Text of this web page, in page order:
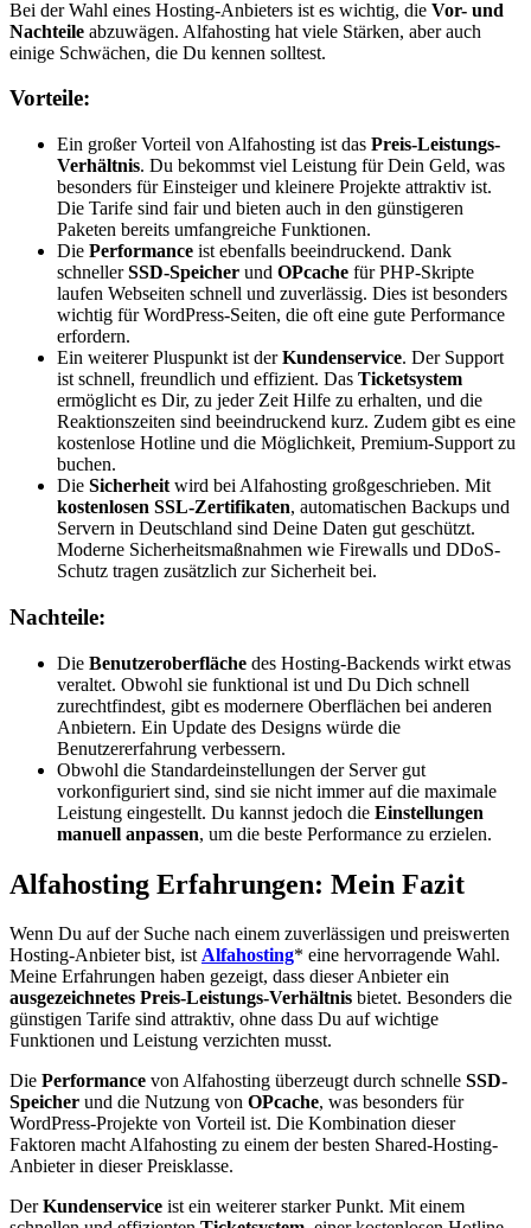
Bei der Wahl eines Hosting-Anbieters ist es wichtig, die Vor- und
Nachteile abzuwägen. Alfahosting hat viele Stärken, aber auch
einige Schwächen, die Du kennen solltest.
Vorteile:
Ein großer Vorteil von Alfahosting ist das Preis-Leistungs-
Verhältnis. Du bekommst viel Leistung für Dein Geld, was
besonders für Einsteiger und kleinere Projekte attraktiv ist.
Die Tarife sind fair und bieten auch in den günstigeren
Paketen bereits umfangreiche Funktionen.
Die Performance ist ebenfalls beeindruckend. Dank
schnellerSSD-Speicher und OPcache für PHP-Skripte
laufen Webseiten schnell und zuverlässig. Dies ist besonders
wichtig für WordPress-Seiten, die oft eine gute Performance
erfordern.
Ein weiterer Pluspunkt ist derKundenservice. Der Support
ist schnell, freundlich und effizient. Das Ticketsystem
ermöglicht es Dir, zu jeder Zeit Hilfe zu erhalten, und die
Reaktionszeiten sind beeindruckend kurz. Zudem gibt es eine
kostenlose Hotline und die Möglichkeit, Premium-Support zu
buchen.
Die Sicherheit wird bei Alfahosting großgeschrieben. Mit
kostenlosen SSL-Zertifikaten, automatischen Backups und
Servern in Deutschland sind Deine Daten gut geschützt.
Moderne Sicherheitsmaßnahmen wie Firewalls und DDoS-
Schutz tragen zusätzlich zur Sicherheit bei.
Nachteile:
Die Benutzeroberfläche des Hosting-Backends wirkt etwas
veraltet. Obwohl sie funktional ist und Du Dich schnell
zurechtfindest, gibt es modernere Oberflächen bei anderen
Anbietern. Ein Update des Designs würde die
Benutzererfahrung verbessern.
Obwohl die Standardeinstellungen der Server gut
vorkonfiguriert sind, sind sie nicht immer auf die maximale
Leistung eingestellt. Du kannst jedoch die Einstellungen
manuell anpassen, um die beste Performance zu erzielen.
Alfahosting Erfahrungen: Mein Fazit
Wenn Du auf der Suche nach einem zuverlässigen und preiswerten
Hosting-Anbieter bist, istAlfahosting* eine hervorragende Wahl.
Meine Erfahrungen haben gezeigt, dass dieser Anbieter ein
ausgezeichnetes Preis-Leistungs-Verhältnis bietet. Besonders die
günstigen Tarife sind attraktiv, ohne dass Du auf wichtige
Funktionen und Leistung verzichten musst.
Die Performance von Alfahosting überzeugt durch schnelle SSD-
Speicher und die Nutzung von OPcache, was besonders für
WordPress-Projekte von Vorteil ist. Die Kombination dieser
Faktoren macht Alfahosting zu einem der besten Shared-Hosting-
Anbieter in dieser Preisklasse.
DerKundenservice ist ein weiterer starker Punkt. Mit einem